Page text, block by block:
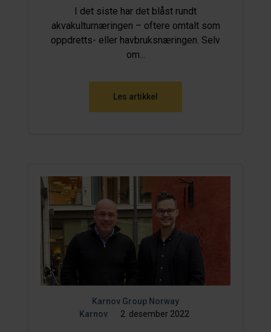
I det siste har det blåst rundt
akvakulturnæringen – oftere omtalt som
oppdretts- eller havbruksnæringen. Selv
om...
Les artikkel
Karnov Group Norway
Karnov
2. desember 2022